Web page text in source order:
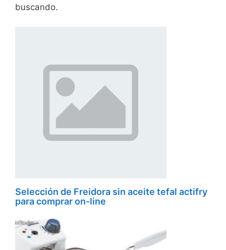
buscando.
Selección de Freidora sin aceite tefal actifry
para comprar on-line